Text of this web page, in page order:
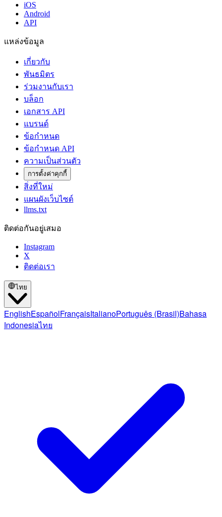
iOS
Android
API
แหล่งข้อมูล
เกี่ยวกับ
พันธมิตร
ร่วมงานกับเรา
บล็อก
เอกสาร API
แบรนด์
ข้อกำหนด
ข้อกำหนด API
ความเป็นส่วนตัว
การตั้งค่าคุกกี้
สิ่งที่ใหม่
แผนผังเว็บไซต์
llms.txt
ติดต่อกันอยู่เสมอ
Instagram
X
ติดต่อเรา
ไทย
EnglishEspañolFrançaisItalianoPortuguês (Brasil)Bahasa
Indonesiaไทย